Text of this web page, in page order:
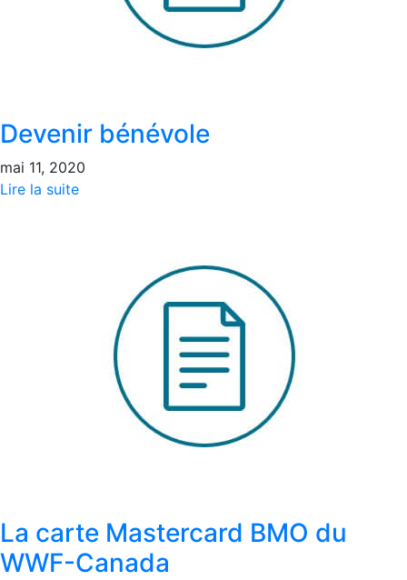
Devenir bénévole
mai 11, 2020
Lire la suite
La carte Mastercard BMO du
WWF-Canada